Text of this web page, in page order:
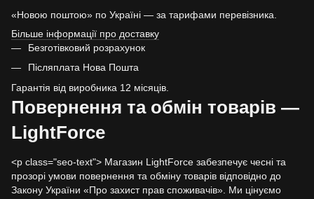
«Новою поштою» по Україні — за тарифами перевізника.
Більше інформації про доставку
Безготівковий розрахунок
Післяплата Нова Пошта
Гарантія від виробника 12 місяців.
Повернення та обмін товарів —
LightForce
<p class="seo-text"> Магазин LightForce забезпечує чесні та
прозорі умови повернення та обміну товарів відповідно до
Закону України «Про захист прав споживачів». Ми цінуємо